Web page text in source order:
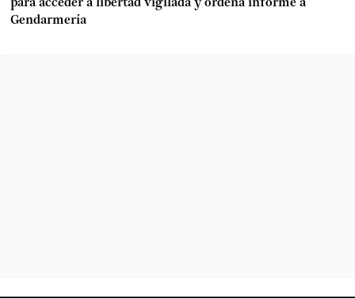
para acceder a libertad vigilada y ordena informe a
Gendarmería